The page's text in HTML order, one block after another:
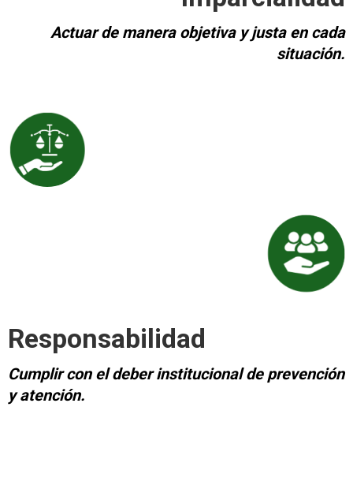
Actuar de manera objetiva y justa en cada
situación.
Responsabilidad
Cumplir con el deber institucional de prevención
y atención.